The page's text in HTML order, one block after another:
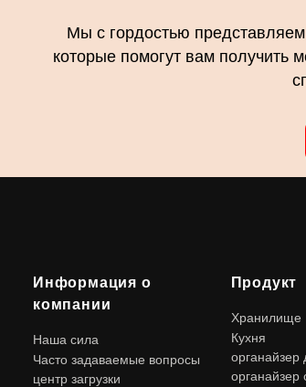
Мы с гордостью
которые помогут вам получить
Информация о
компании
Наша сила
Часто задаваемые вопросы
центр загрузки
Продукт
Хранилище
Кухня
органайзер
органайзер